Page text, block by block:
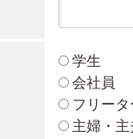
学生
会社員
フリータ
主婦・主